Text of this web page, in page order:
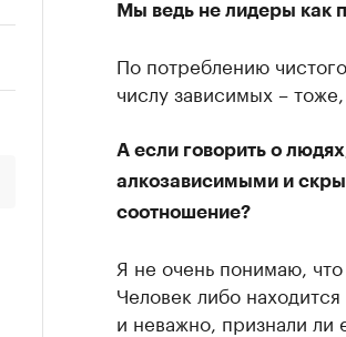
Мы ведь не лидеры как
По потреблению
числу зависимых –
А если говорить о
алкозависимыми и
соотношение?
Я не очень понимаю,
Человек либо
и неважно, признали ли